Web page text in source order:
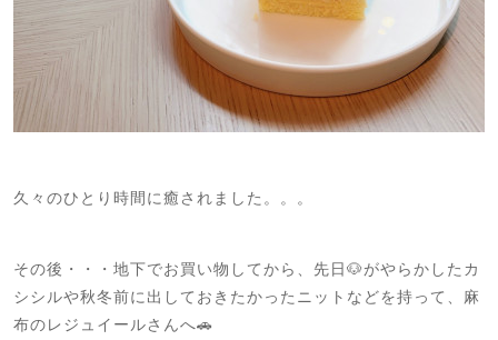
久々のひとり時間に癒されました。。。
その後・・・地下でお買い物してから、先日🐶がやらかしたカ
シシルや秋冬前に出しておきたかったニットなどを持って、麻
布のレジュイールさんへ🚗